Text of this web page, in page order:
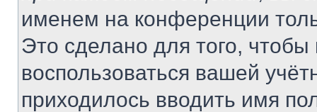
именем на конференции
Это сделано для того, чтобы
воспользоваться вашей
приходилось вводить имя